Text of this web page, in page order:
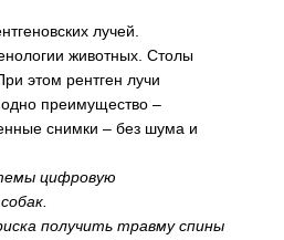
лучей.
животных. Столы
этом рентген лучи
преимущество –
снимки – без шума и
цифровую
получить травму спины